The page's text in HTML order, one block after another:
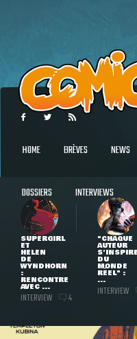
HOME BRÈVES NEWS
DOSSIERS INTERVIEWS
SUPERGIRL
ET
HELEN
DE
WYNDHORN
:
RENCONTRE
AVEC ...
INTERVIEW 4
"CHAQUE
AUTEUR
S'INSPIRE
DU
MONDE
RÉEL" :
...
INTERVIEW